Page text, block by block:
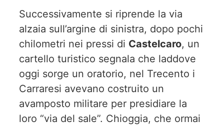
Successivamente si riprende la via
alzaia sull’argine di sinistra, dopo pochi
chilometri nei pressi di Castelcaro, un
cartello turistico segnala che laddove
oggi sorge un oratorio, nel Trecento i
Carraresi avevano costruito un
avamposto militare per presidiare la
loro “via del sale”. Chioggia, che ormai